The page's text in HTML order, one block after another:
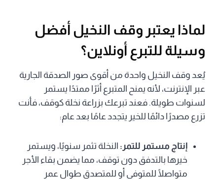
لماذا يعتبر وقف النخيل أفضل
وسيلة للتبرع أونلاين؟
يُعد وقف النخيل واحدة من أقوى صور الصدقة الجارية
عبر الإنترنت، لأنه يمنح المتبرع أثرًا ممتدًا يستمر
لسنوات طويلة. فعند تبرعك بزراعة نخلة كوقف، فأنت
تزرع مصدرًا دائمًا للخير يتجدد عامًا بعد عام:
إنتاج مستمر للتمر: النخلة تثمر سنويًا، ويستمر
خيرها بالتدفق دون توقف، مما يضمن بقاء الأجر
متواصلًا للمتوفى أو للمتصدق طوال عمر